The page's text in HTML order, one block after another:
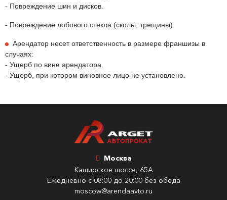
- Повреждение шин и дисков.
- Повреждение лобового стекла (сколы, трещины).
Арендатор несет ответственность в размере франшизы в
случаях:
- Ущерб по вине арендатора.
- Ущерб, при котором виновное лицо не установлено.
Москва
Каширское шоссе, 65А
Ежедневно с 08:00 до 20:00 без обеда
moscow@arendaavto.ru